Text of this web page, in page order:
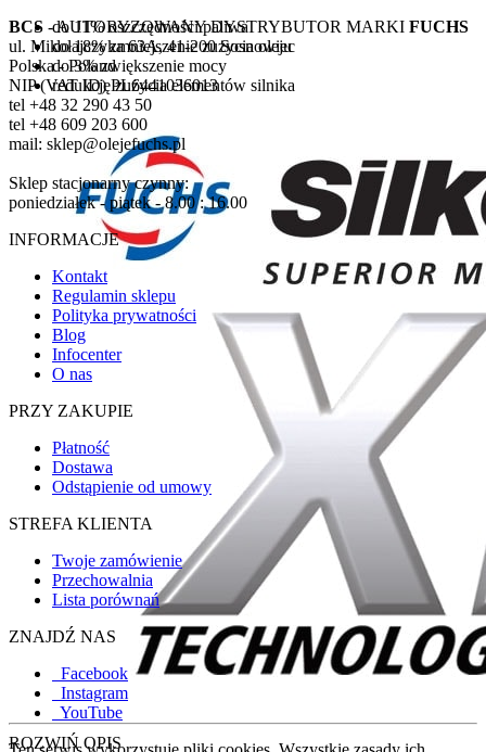
do 11% oszczędności paliwa
do 18% zmniejszenie zużycia oleju
do 3% zwiększenie mocy
redukcję zużycia elementów silnika
ROZWIŃ OPIS
BCS - AUTORYZOWANY DYSTRYBUTOR MARKI FUCHS
ul. Mikołajczyka 63A, 41-200 Sosnowiec
Polska - Poland
NIP (VAT ID) PL6441036013
tel +48 32 290 43 50
tel +48 609 203 600
mail: sklep@olejefuchs.pl
Sklep stacjonarny czynny:
poniedziałek - piątek - 8.00 : 16.00
INFORMACJE
Kontakt
Regulamin sklepu
Polityka prywatności
Blog
Infocenter
O nas
PRZY ZAKUPIE
Płatność
Dostawa
Odstąpienie od umowy
STREFA KLIENTA
Twoje zamówienie
Przechowalnia
Lista porównań
ZNAJDŹ NAS
Facebook
Instagram
YouTube